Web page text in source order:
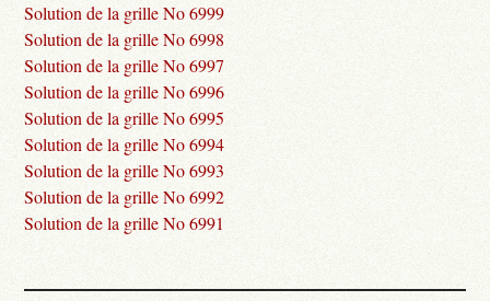
Solution de la grille No 6999
Solution de la grille No 6998
Solution de la grille No 6997
Solution de la grille No 6996
Solution de la grille No 6995
Solution de la grille No 6994
Solution de la grille No 6993
Solution de la grille No 6992
Solution de la grille No 6991